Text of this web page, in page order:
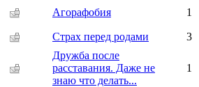
Агорафобия 1
Страх перед родами 3
Дружба после
расставания. Даже не
знаю что делать...
1